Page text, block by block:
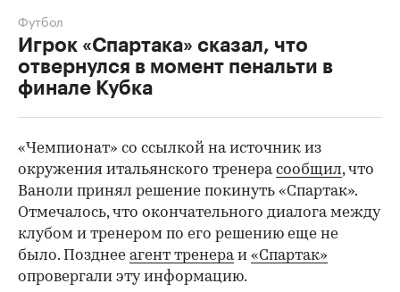
Игрок «Спартака» сказал, что
отвернулся в момент пенальти в
финале Кубка
Футбол
«Чемпионат» со ссылкой на источник из
окружения итальянского тренерасообщил, что
Ваноли принял решение покинуть «Спартак».
Отмечалось, что окончательного диалога между
клубом и тренером по его решению еще не
было. Позднее агент тренераи «Спартак»
опровергали эту информацию.